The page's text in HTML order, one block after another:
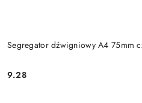
Segregator dźwigniowy A4 75mm
Cena:
9.28